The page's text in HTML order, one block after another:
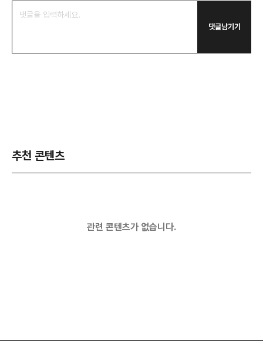
댓글남기기
추천 콘텐츠
관련 콘텐츠가 없습니다.